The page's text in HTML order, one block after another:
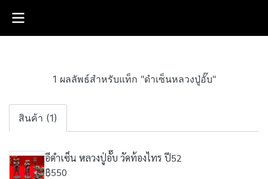
1 ผลลัพธ์สำหรับแท็ก "ดำเซ็นหลวงปู่อั๊บ​"
สินค้า (1)
อีดำเซ็น หลวงปู่​อั๊บ​ วัด​ท้อง​ไทร​ ปี​52​
฿550